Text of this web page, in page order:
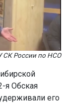
СК России по НСО
я Обская
его